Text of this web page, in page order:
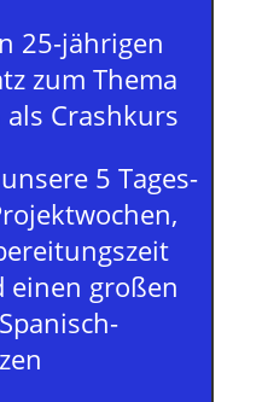
25-jährigen
zum Thema
Crashkurs
5 Tages-
einen großen